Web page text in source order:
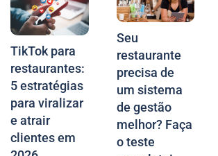
TikTok para
restaurantes:
5 estratégias
para viralizar
e atrair
clientes em
Seu
restaurante
precisa de
um sistema
de gestão
melhor? Faça
o teste